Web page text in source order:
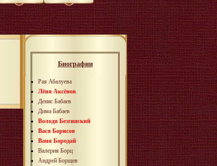
Биографии
Рая Абалуева
Лёня Аксёнов
Денис Бабаев
Дима Бабаев
Володя Безгинский
Вася Борисов
Ваня Бородай
Валерия Борц
Андрей Борщев